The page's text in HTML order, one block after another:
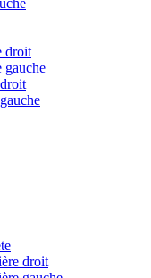
droit
gauche
droit